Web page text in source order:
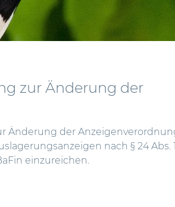
zur Änderung der
Änderung der
nach § 24 Abs.
einzureichen.